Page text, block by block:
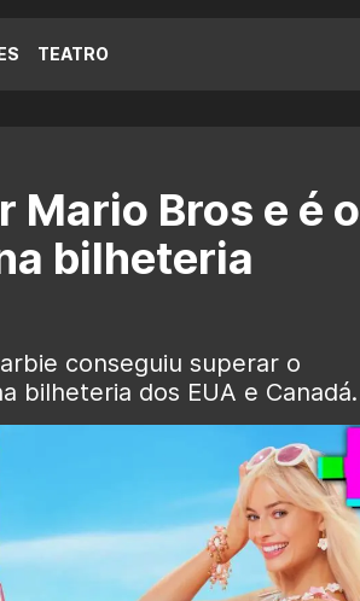
TEATRO
Mario Bros e é o
bilheteria
conseguiu superar o
bilheteria dos EUA e Canadá.